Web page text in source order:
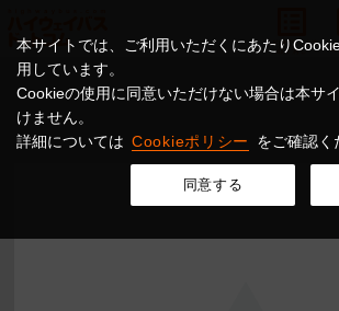
本サイトでは、ご利用いただくにあたり
用しています。
Cookieの使用に同意いただけない場合は本サ
けません。
詳細については Cookieポリシー をご確認く
同意する